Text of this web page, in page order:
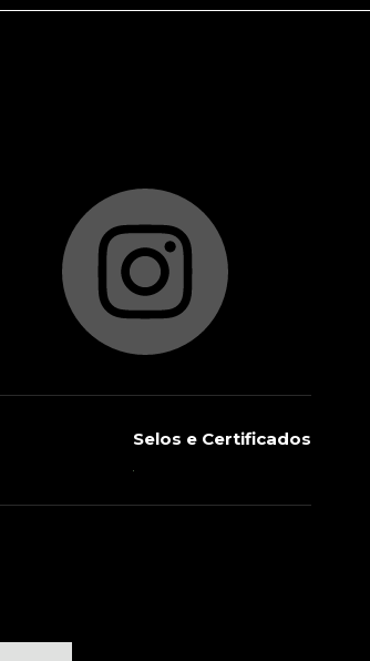
Selos e Certificados